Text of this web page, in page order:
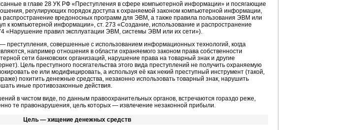
в главе 28 УК РФ «Преступления в сфере компьютерной информации» и посягающие
регулирующих порядок доступа к охраняемой законом компьютерной информации,
вредоносных программ для ЭВМ, а также правила пользования ЭВМ или
к компьютерной информации», ст. 273 «Создание, использование и распространение
«Нарушение правил эксплуатации ЭВМ, системы ЭВМ или их сети»).
преступления, совершенные с использованием информационных технологий, когда
например отношения в области охраняемого законом права собственности
сети банковских организаций, нарушение права на товарный знак и другие
Цель преступного посягательства этого вида преступлений не получить охраняемую
ее или модифицировать, а используя её как некий преступный инструмент (такой,
похитить денежные средства, незаконно использовать товарный знак, нарушить
иные противозаконные действия.
в чистом виде, по данным правоохранительных органов, встречаются гораздо реже,
те правонарушения, цель которых — извлечение незаконной прибыли.
Цель — хищение денежных средств